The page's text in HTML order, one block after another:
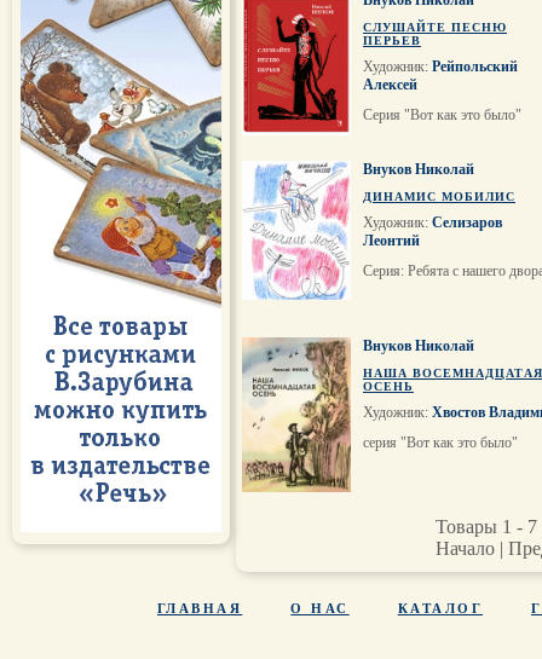
СЛУШАЙТЕ ПЕСНЮ
ПЕРЬЕВ
Художник: Рейпольский
Алексей
Серия "Вот как это было"
Внуков Николай
ДИНАМИС МОБИЛИС
Художник: Селизаров
Леонтий
Серия: Ребята с нашего
Внуков Николай
НАША ВОСЕМНАДЦАТАЯ
ОСЕНЬ
Художник: Хвостов
серия "Вот как это было"
Товары 1 - 7
Начало |
ГЛАВНАЯ О НАС КАТАЛОГ